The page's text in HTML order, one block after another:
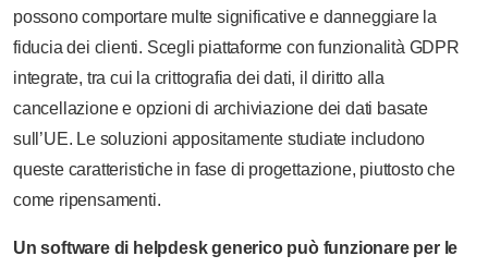
possono comportare multe significative e danneggiare la
fiducia dei clienti. Scegli piattaforme con funzionalità GDPR
integrate, tra cui la crittografia dei dati, il diritto alla
cancellazione e opzioni di archiviazione dei dati basate
sull’UE. Le soluzioni appositamente studiate includono
queste caratteristiche in fase di progettazione, piuttosto che
come ripensamenti.
Un software di helpdesk generico può funzionare per le